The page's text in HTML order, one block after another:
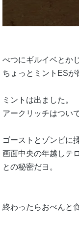
べつにギルイベとか
ちょっとミントESが
ミントは出ました。
アークリッチはつい
ゴーストとゾンビに
画面中央の年越しテ
との秘密だヨ。
終わったらおべんと